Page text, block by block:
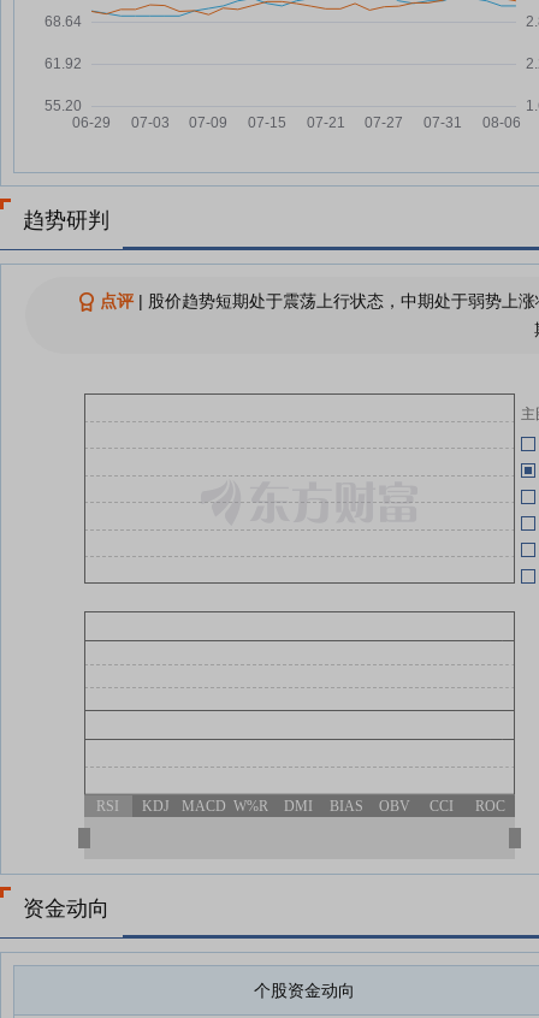
润同比增超5%
07-16
5.86%
7403.18万元，同比增长5.86%
07-16
7403.18万元 同比增长5.86%
07-08
06-25
趋势研判
点评| 股价趋势短期处于震荡上行状态，中期处于弱势上
主
RSI KDJ MACD W%R DMI BIAS OBV CCI ROC
资金动向
个股资金动向